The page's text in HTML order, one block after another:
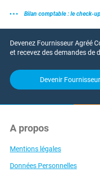
Bilan comptable : le check-
Devenez Fournisseur Agréé
et recevez des demandes de
Devenir Fournisseur
A propos
Mentions légales
Données Personnelles